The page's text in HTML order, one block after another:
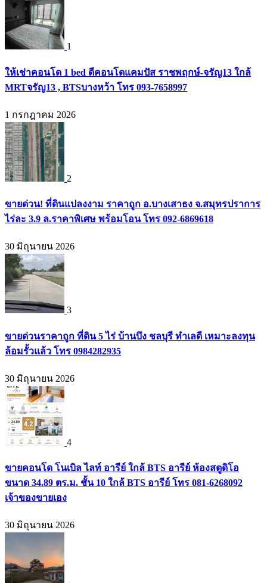
1
ให้เช่าคอนโด 1 bed ดีคอนโดแคมปัส ราชพฤกษ์-จรัญ13 ใกล้
MRTจรัญ13 , BTSบางหว้า โทร 093-7658997
1 กรกฎาคม 2026
2
ขายด่วน! ที่ดินแปลงงาม ราคาถูก อ.บางเสาธง จ.สมุทรปราการ
ไร่ละ 3.9 ล.ราคาพิเศษ พร้อมโอน โทร 092-6869618
30 มิถุนายน 2026
3
ขายด่วนราคาถูก ที่ดิน 5 ไร่ บ้านบึง ชลบุรี ทำเลดี เหมาะลงทุน
ล้อมรั้วแล้ว โทร 0984282935
30 มิถุนายน 2026
4
ขายคอนโด โนเบิล ไลท์ อารีย์ ใกล้ BTS อารีย์ ห้องสตูดิโอ
ขนาด 34.89 ตร.ม. ชั้น 10 ใกล้ BTS อารีย์ โทร 081-6268092
เจ้าของขายเอง
30 มิถุนายน 2026